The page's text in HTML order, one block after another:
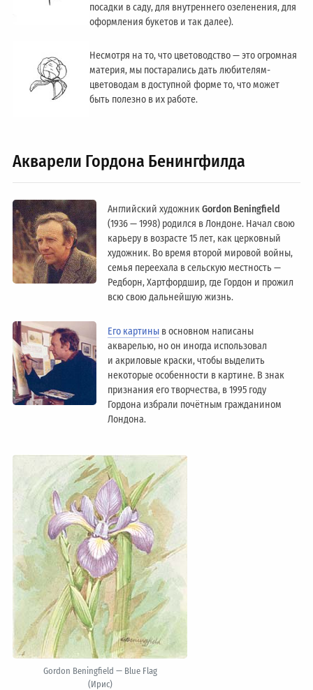
посадки в саду, для внутреннего озеленения, для
оформления букетов и так далее).
Несмотря на то, что цветоводство — это огромная
материя, мы постарались дать любителям-
цветоводам в доступной форме то, что может
быть полезно в их работе.
Акварели Гордона Бенингфилда
Английский художникGordon Beningfield
(1936 — 1998) родился в Лондоне. Начал свою
карьеру в возрасте 15 лет, как церковный
художник. Во время второй мировой войны,
семья переехала в сельскую местность —
Редборн, Хартфордшир, где Гордон и прожил
всю свою дальнейшую жизнь.
Его картины в основном написаны
акварелью, но он иногда использовал
и акриловые краски, чтобы выделить
некоторые особенности в картине. В знак
признания его творчества, в 1995 году
Гордона избрали почётным гражданином
Лондонa.
Gordon Beningfield — Blue Flag
(Ирис)